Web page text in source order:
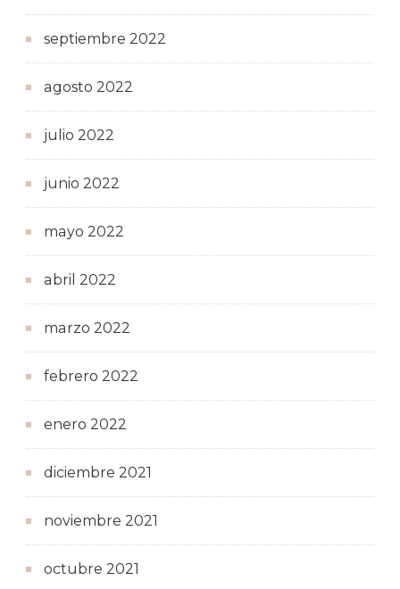
septiembre 2022
agosto 2022
julio 2022
junio 2022
mayo 2022
abril 2022
marzo 2022
febrero 2022
enero 2022
diciembre 2021
noviembre 2021
octubre 2021